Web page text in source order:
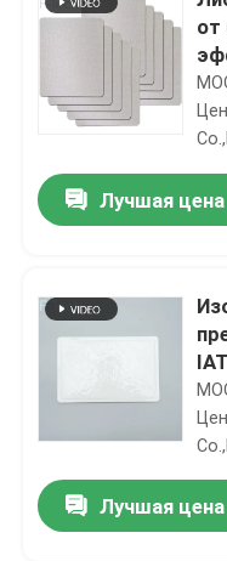
от
Лучшая цена
Лучшая цена